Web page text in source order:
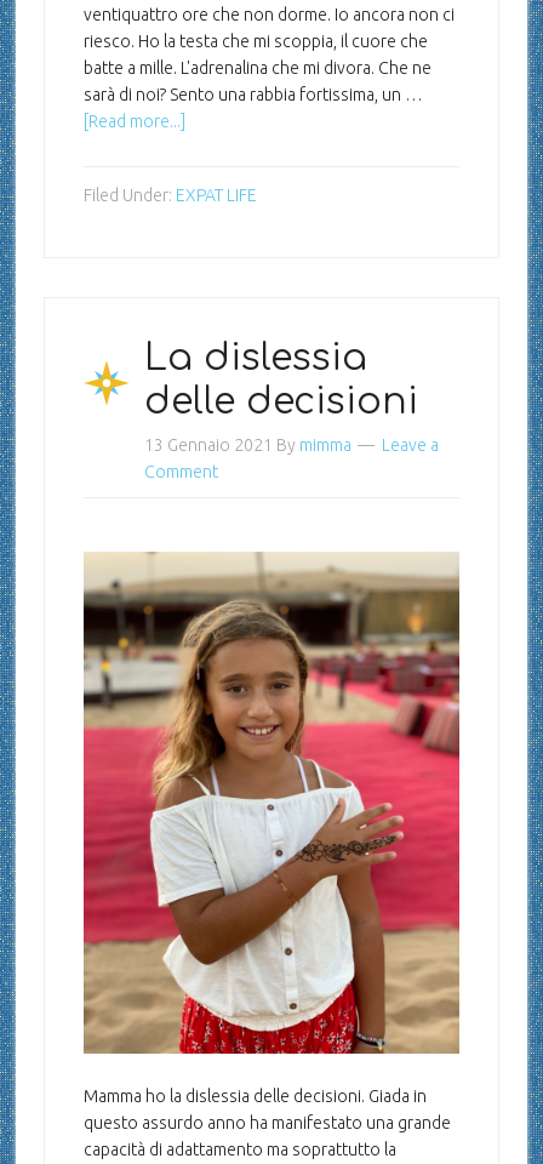
ventiquattro ore che non dorme. Io ancora non ci
riesco. Ho la testa che mi scoppia, il cuore che
batte a mille. L'adrenalina che mi divora. Che ne
sarà di noi? Sento una rabbia fortissima, un …
[Read more...]
Filed Under: EXPAT LIFE
La dislessia
delle decisioni
13 Gennaio 2021 By mimma
Leave a
Comment
Mamma ho la dislessia delle decisioni. Giada in
questo assurdo anno ha manifestato una grande
capacità di adattamento ma soprattutto la